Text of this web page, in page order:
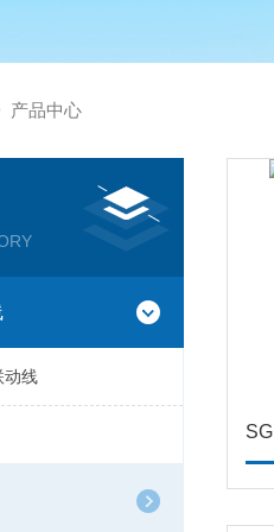
产品中心
动线